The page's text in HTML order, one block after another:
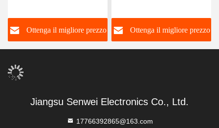
contatore d'acqua Smart
0-40°C senza valvola
Ottenga il migliore prezzo Ottenga il migliore prezzo
Jiangsu Senwei Electronics Co., Ltd.
17766392865@163.com